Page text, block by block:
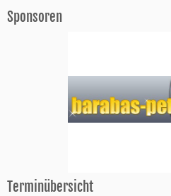
Sponsoren
Terminübersicht